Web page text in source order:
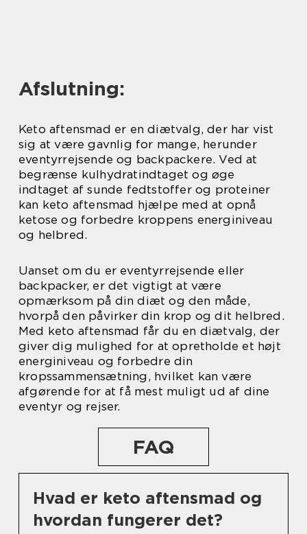
Afslutning:
Keto aftensmad er en diætvalg, der har vist
sig at være gavnlig for mange, herunder
eventyrrejsende og backpackere. Ved at
begrænse kulhydratindtaget og øge
indtaget af sunde fedtstoffer og proteiner
kan keto aftensmad hjælpe med at opnå
ketose og forbedre kroppens energiniveau
og helbred.
Uanset om du er eventyrrejsende eller
backpacker, er det vigtigt at være
opmærksom på din diæt og den måde,
hvorpå den påvirker din krop og dit helbred.
Med keto aftensmad får du en diætvalg, der
giver dig mulighed for at opretholde et højt
energiniveau og forbedre din
kropssammensætning, hvilket kan være
afgørende for at få mest muligt ud af dine
eventyr og rejser.
FAQ
Hvad er keto aftensmad og
hvordan fungerer det?